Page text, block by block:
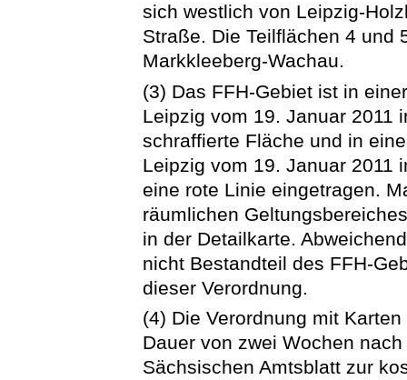
sich westlich von Leipzig-
Straße. Die Teilflächen 4 und
Markkleeberg-Wachau.
(3) Das FFH-Gebiet ist in
Leipzig vom 19. Januar 2011
schraffierte Fläche und in
Leipzig vom 19. Januar 2011
eine rote Linie eingetragen.
räumlichen
in der Detailkarte.
nicht Bestandteil des FFH-
dieser Verordnung.
(4) Die Verordnung mit
Dauer von zwei Wochen
Sächsischen Amtsblatt zur